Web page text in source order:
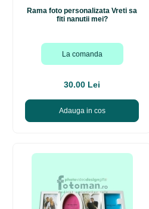
Rama foto personalizata Vreti sa
fiti nanutii mei?
La comanda
30.00 Lei
Adauga in cos